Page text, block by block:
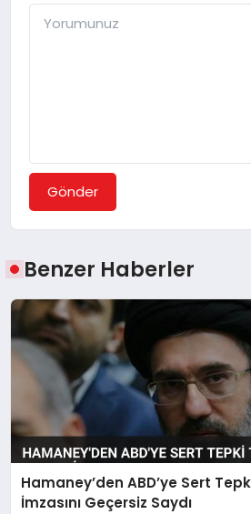
Gönder
Benzer Haberler
Hamaney’den ABD’ye Sert
İmzasını Geçersiz Saydı